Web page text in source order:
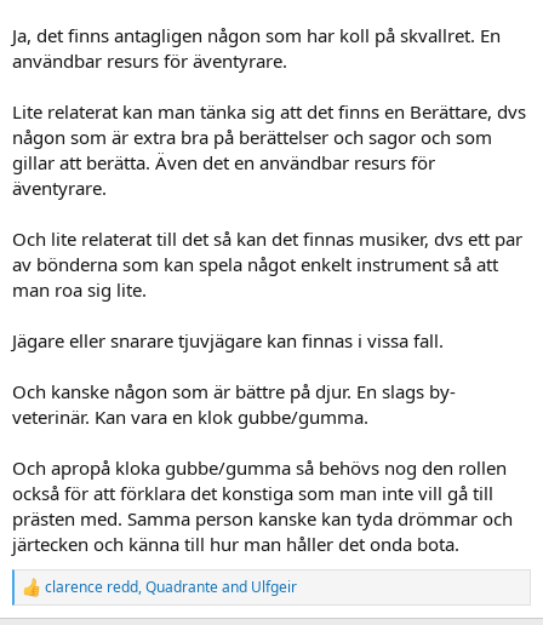
Ja, det finns antagligen någon som har koll på skvallret. En
användbar resurs för äventyrare.
Lite relaterat kan man tänka sig att det finns en Berättare, dvs
någon som är extra bra på berättelser och sagor och som
gillar att berätta. Även det en användbar resurs för
äventyrare.
Och lite relaterat till det så kan det finnas musiker, dvs ett par
av bönderna som kan spela något enkelt instrument så att
man roa sig lite.
Jägare eller snarare tjuvjägare kan finnas i vissa fall.
Och kanske någon som är bättre på djur. En slags by-
veterinär. Kan vara en klok gubbe/gumma.
Och apropå kloka gubbe/gumma så behövs nog den rollen
också för att förklara det konstiga som man inte vill gå till
prästen med. Samma person kanske kan tyda drömmar och
järtecken och känna till hur man håller det onda bota.
R
e
clarence redd,Quadranteand Ulfgeir